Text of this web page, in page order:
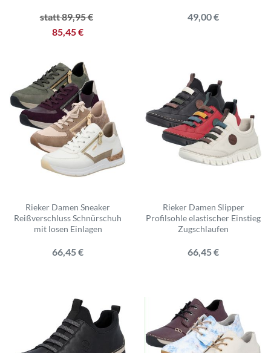
statt 89,95 €
85,45 €
49,00 €
Rieker Damen Sneaker
Reißverschluss Schnürschuh
mit losen Einlagen
66,45 €
Rieker Damen Slipper
Profilsohle elastischer Einstieg
Zugschlaufen
66,45 €